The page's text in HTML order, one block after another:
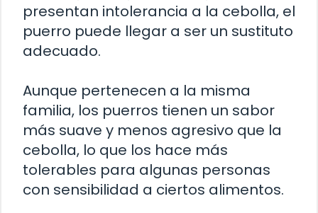
presentan intolerancia a la cebolla, el
puerro puede llegar a ser un sustituto
adecuado.
Aunque pertenecen a la misma
familia, los puerros tienen un sabor
más suave y menos agresivo que la
cebolla, lo que los hace más
tolerables para algunas personas
con sensibilidad a ciertos alimentos.